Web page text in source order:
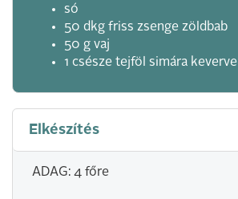
só
50 dkg friss zsenge zöldbab
50 g vaj
1 csésze tejföl simára keverve
Elkészítés
ADAG: 4 főre